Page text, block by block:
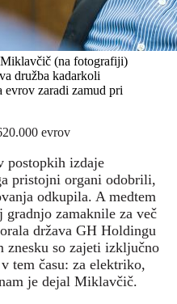
(na fotografiji)
družba kadarkoli
zaradi zamud pri
evrov
postopkih izdaje
pristojni organi odobrili,
odkupila. A medtem
gradnjo zamaknile za več
država GH Holdingu
znesku so zajeti izključno
tem času: za elektriko,
je dejal Miklavčič.